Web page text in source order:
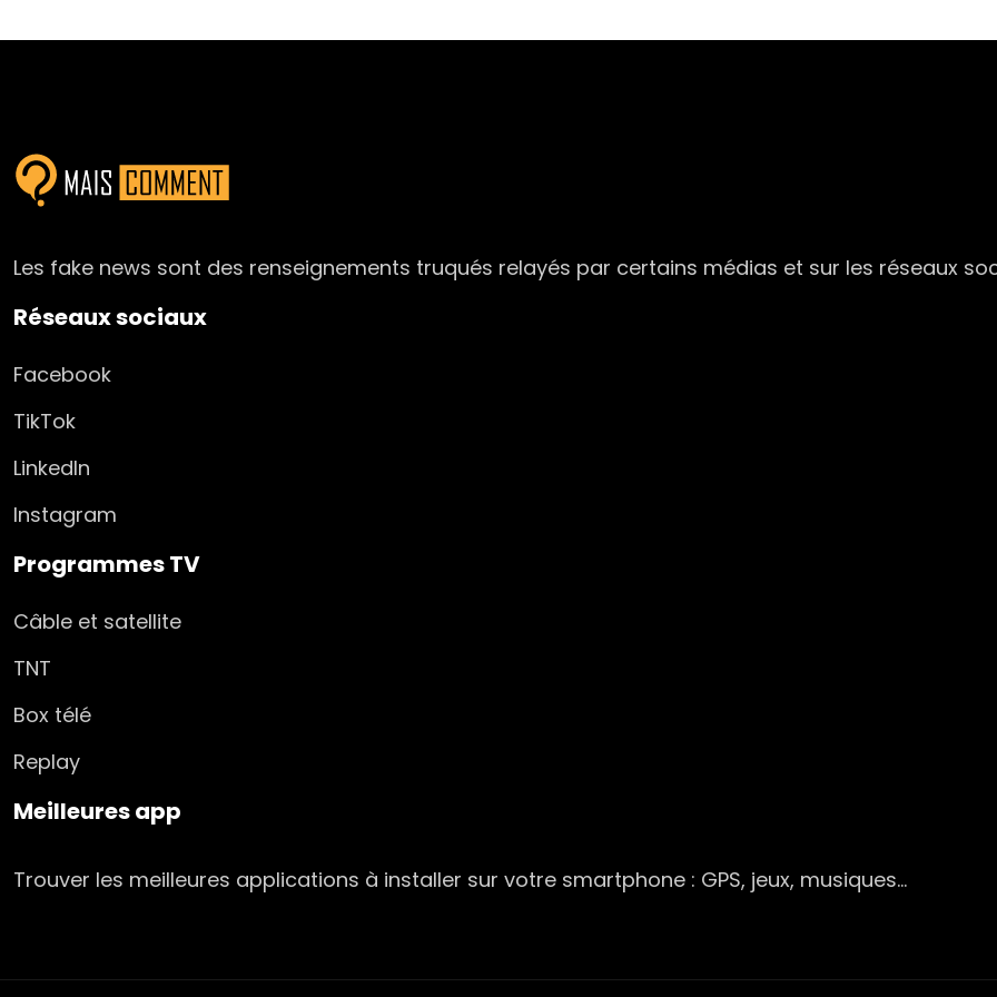
Les fake news sont des renseignements truqués relayés par certains médias et sur les réseaux
Réseaux sociaux
Facebook
TikTok
LinkedIn
Instagram
Programmes TV
Câble et satellite
TNT
Box télé
Replay
Meilleures app
Trouver les meilleures applications à installer sur votre smartphone : GPS, jeux, musiques…